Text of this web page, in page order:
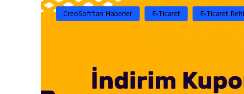
CreoSoft'tan Haberler E-Ticaret E-Ticaret